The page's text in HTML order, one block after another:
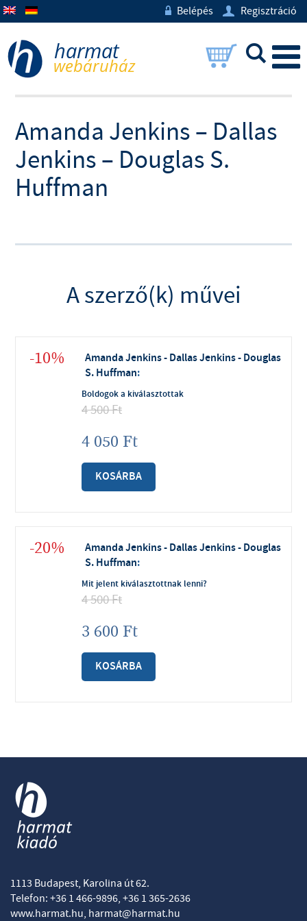
w Belépés U Regisztráció
L
Amanda Jenkins – Dallas
Jenkins – Douglas S.
Huffman
A szerző(k) művei
-10%
Amanda Jenkins - Dallas Jenkins - Douglas
S. Huffman:
Boldogok a kiválasztottak
4 500Ft
4 050 Ft
KOSÁRBA
-20%
Amanda Jenkins - Dallas Jenkins - Douglas
S. Huffman:
Mit jelent kiválasztottnak lenni?
4 500Ft
3 600 Ft
KOSÁRBA
1113 Budapest, Karolina út 62.
Telefon: +36 1 466-9896, +36 1 365-2636
www.harmat.hu, harmat@harmat.hu